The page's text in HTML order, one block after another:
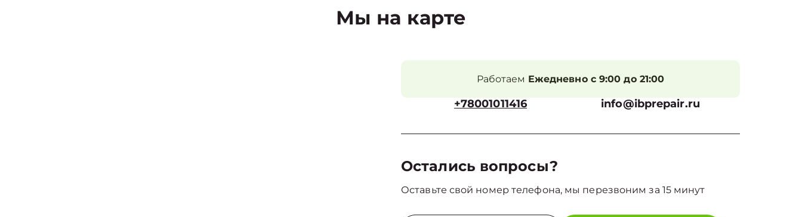
Мы на карте
Работаем Ежедневно с 9:00 до 21:00
+78001011416 info@ibprepair.ru
Остались вопросы?
Оставьте свой номер телефона, мы перезвоним за 15 минут